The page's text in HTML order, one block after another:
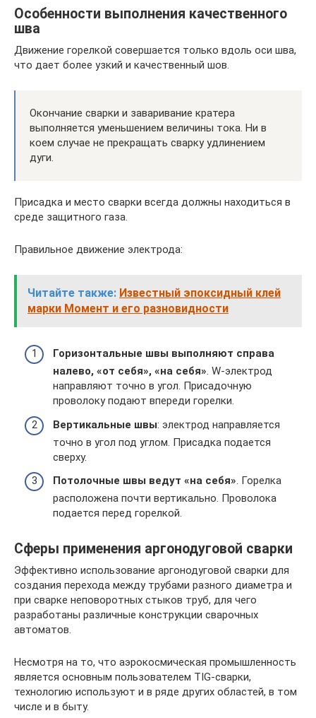
Особенности выполнения качественного
шва
Движение горелкой совершается только вдоль оси шва,
что дает более узкий и качественный шов.
Окончание сварки и заваривание кратера
выполняется уменьшением величины тока. Ни в
коем случае не прекращать сварку удлинением
дуги.
Присадка и место сварки всегда должны находиться в
среде защитного газа.
Правильное движение электрода:
Читайте также: Известный эпоксидный клей
марки Момент и его разновидности
Горизонтальные швы выполняют справа
налево, «от себя», «на себя». W-электрод
направляют точно в угол. Присадочную
проволоку подают впереди горелки.
Вертикальные швы: электрод направляется
точно в угол под углом. Присадка подается
сверху.
Потолочные швы ведут «на себя». Горелка
расположена почти вертикально. Проволока
подается перед горелкой.
Сферы применения аргонодуговой сварки
Эффективно использование аргонодуговой сварки для
создания перехода между трубами разного диаметра и
при сварке неповоротных стыков труб, для чего
разработаны различные конструкции сварочных
автоматов.
Несмотря на то, что аэрокосмическая промышленность
является основным пользователем TIG-сварки,
технологию используют и в ряде других областей, в том
числе и в быту.